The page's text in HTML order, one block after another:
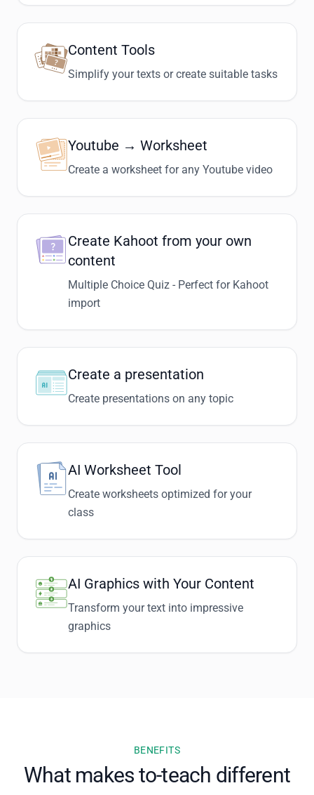
Content Tools
Simplify your texts or create suitable tasks
Youtube → Worksheet
Create a worksheet for any Youtube video
Create Kahoot from your own
content
Multiple Choice Quiz - Perfect for Kahoot
import
Create a presentation
Create presentations on any topic
AI Worksheet Tool
Create worksheets optimized for your
class
AI Graphics with Your Content
Transform your text into impressive
graphics
BENEFITS
What makes to-teach different